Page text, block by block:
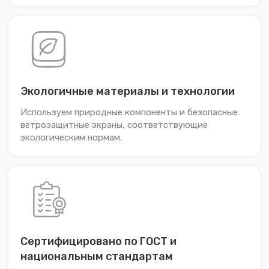
Экологичные материалы и технологии
Используем природные компоненты и безопасные
ветрозащитные экраны, соответствующие
экологическим нормам.
Сертифицировано по ГОСТ и
национальным стандартам